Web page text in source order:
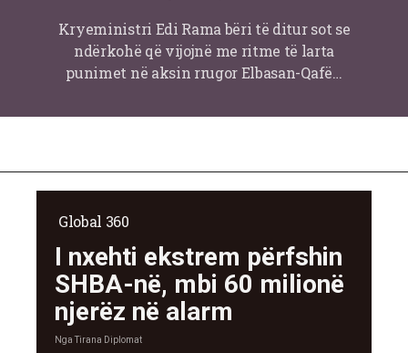
Kryeministri Edi Rama bëri të ditur sot se
ndërkohë që vijojnë me ritme të larta
punimet në aksin rrugor Elbasan-Qafë…
Global 360
I nxehti ekstrem përfshin
SHBA-në, mbi 60 milionë
njerëz në alarm
NgaTirana Diplomat